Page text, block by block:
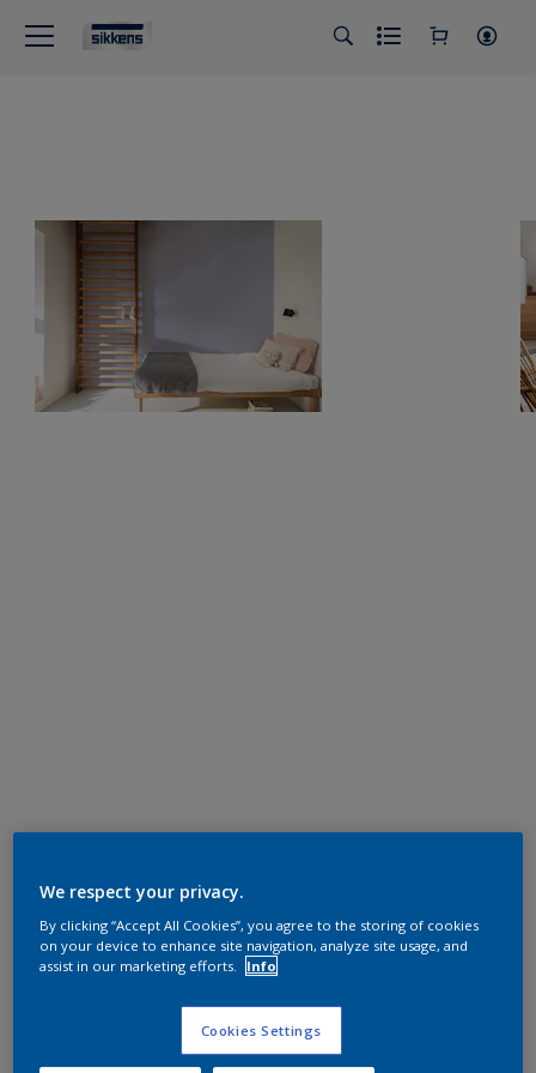
We respect your privacy.
By clicking “Accept All Cookies”, you agree to the storing of cookies
on your device to enhance site navigation, analyze site usage, and
assist in our marketing efforts.
Info
Cookies Settings